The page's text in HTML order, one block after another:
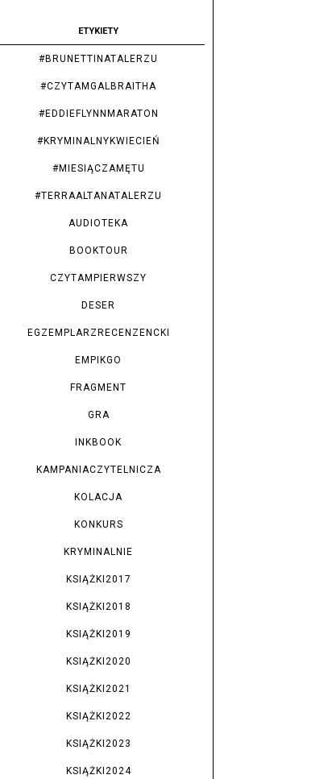
ETYKIETY
#BRUNETTINATALERZU
#CZYTAMGALBRAITHA
#EDDIEFLYNNMARATON
#KRYMINALNYKWIECIEŃ
#MIESIĄCZAMĘTU
#TERRAALTANATALERZU
AUDIOTEKA
BOOKTOUR
CZYTAMPIERWSZY
DESER
EGZEMPLARZRECENZENCKI
EMPIKGO
FRAGMENT
GRA
INKBOOK
KAMPANIACZYTELNICZA
KOLACJA
KONKURS
KRYMINALNIE
KSIĄŻKI2017
KSIĄŻKI2018
KSIĄŻKI2019
KSIĄŻKI2020
KSIĄŻKI2021
KSIĄŻKI2022
KSIĄŻKI2023
KSIĄŻKI2024